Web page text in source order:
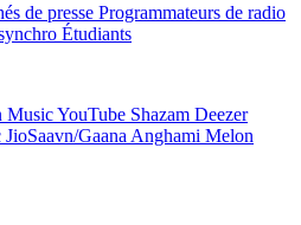
de presse Programmateurs de radio
Étudiants
MusicYouTube Shazam Deezer
JioSaavn/Gaana Anghami Melon